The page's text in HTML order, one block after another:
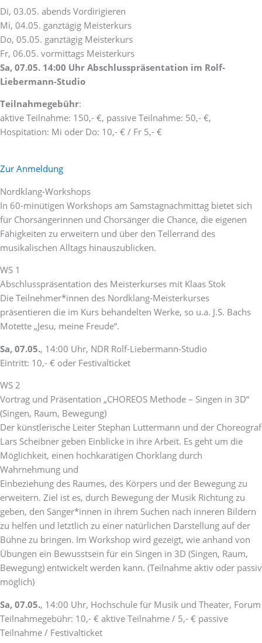
Di, 03.05. abends Vordirigieren
Mi, 04.05. ganztägig Meisterkurs
Do, 05.05. ganztägig Meisterkurs
Fr, 06.05. vormittags Meisterkurs
Sa, 07.05. 14:00 Uhr Abschlusspräsentation im Rolf-
Liebermann-Studio
Teilnahmegebühr:
aktive Teilnahme: 150,- €, passive Teilnahme: 50,- €,
Hospitation: Mi oder Do: 10,- € / Fr 5,- €
Zur Anmeldung
Nordklang-Workshops
In 60-minütigen Workshops am Samstagnachmittag bietet sich
für Chorsängerinnen und Chorsänger die Chance, die eigenen
Fähigkeiten zu erweitern und über den Tellerrand des
musikalischen Alltags hinauszublicken.
WS 1
Abschlusspräsentation des Meisterkurses mit Klaas Stok
Die Teilnehmer*innen des Nordklang-Meisterkurses
präsentieren die im Kurs behandelten Werke, so u.a. J.S. Bachs
Motette „Jesu, meine Freude“.
Sa, 07.05., 14:00 Uhr, NDR Rolf-Liebermann-Studio
Eintritt: 10,- € oder Festivalticket
WS 2
Vortrag und Präsentation „CHOREOS Methode – Singen in 3D“
(Singen, Raum, Bewegung)
Der künstlerische Leiter Stephan Luttermann und der Choreograf
Lars Scheibner geben Einblicke in ihre Arbeit. Es geht um die
Möglichkeit, einen hochkarätigen Chorklang durch
Wahrnehmung und
Einbeziehung des Raumes, des Körpers und der Bewegung zu
erweitern. Ziel ist es, durch Bewegung der Musik Richtung zu
geben, den Sänger*innen in ihrem Suchen nach inneren Bildern
zu helfen und letztlich zu einer natürlichen Darstellung auf der
Bühne zu bringen. Im Workshop wird gezeigt, wie anhand von
Übungen ein Bewusstsein für ein Singen in 3D (Singen, Raum,
Bewegung) entwickelt werden kann. (Teilnahme aktiv oder passiv
möglich)
Sa, 07.05., 14:00 Uhr, Hochschule für Musik und Theater, Forum
Teilnahmegebühr: 10,- € aktive Teilnahme / 5,- € passive
Teilnahme / Festivalticket